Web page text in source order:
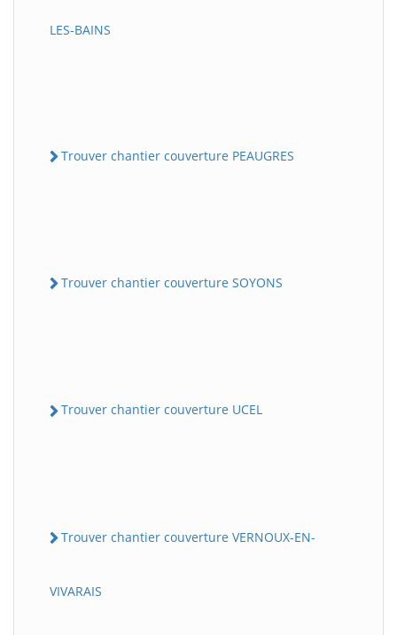
LES-BAINS
Trouver chantier couverture PEAUGRES
Trouver chantier couverture SOYONS
Trouver chantier couverture UCEL
Trouver chantier couverture VERNOUX-EN-
VIVARAIS